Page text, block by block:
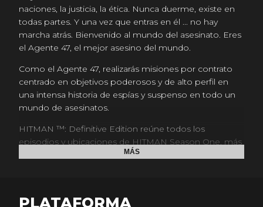
naciones, la justicia, la ética. Nunca duerme, existe en
todas partes. Y una vez que entras en él ... no hay
marcha atrás. Bienvenido al mundo del asesinato. Eres
el Agente 47, el mejor asesino del mundo.
Como el Agente 47, realizarás misiones por contrato
centrado en objetivos poderosos y de alto perfil en
una intensa historia de espías y suspenso en todo un
mundo de asesinatos.
HITMAN ™: Definitive Edition reúne todos los
episodios y ubicaciones de HITMAN Season One, más
la campaña de bonificación Patient Zero y el
MÁS
PLATAFORMA